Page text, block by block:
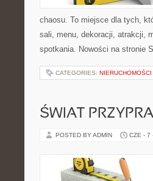
chaosu. To miejsce dla tych,
sali, menu, dekoracji, atrakcji,
spotkania. Nowości na stronie
CATEGORIES: NIERUCHOMOŚCI
ŚWIAT
POSTED BY ADMIN CZE - 7